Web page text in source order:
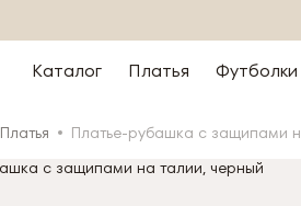
Каталог Платья Футболки
Платья Платье-рубашка с защипами